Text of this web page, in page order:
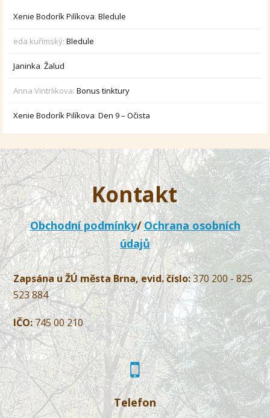
Xenie Bodorík Pilíkova:Bledule
eda kuřímský:Bledule
Janinka:Žalud
Anna Vintrlikova:Bonus tinktury
Xenie Bodorík Pilíkova:Den 9 – Očista
Kontakt
Obchodní podmínky/Ochrana osobních
údajů
Zapsána u ŽÚ města Brna, evid. číslo:370 200 - 825
523 884
IČO:745 00 210
Telefon